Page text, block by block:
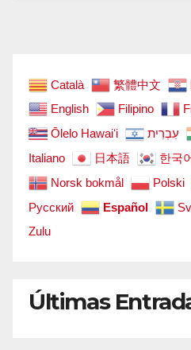
Català 繁體中文
English
Filipino
Ōlelo Hawaiʻi
עִבְרִית
Italiano
日本語 한국
Norsk bokmål
Polski
Русский
Español
Zulu
Últimas